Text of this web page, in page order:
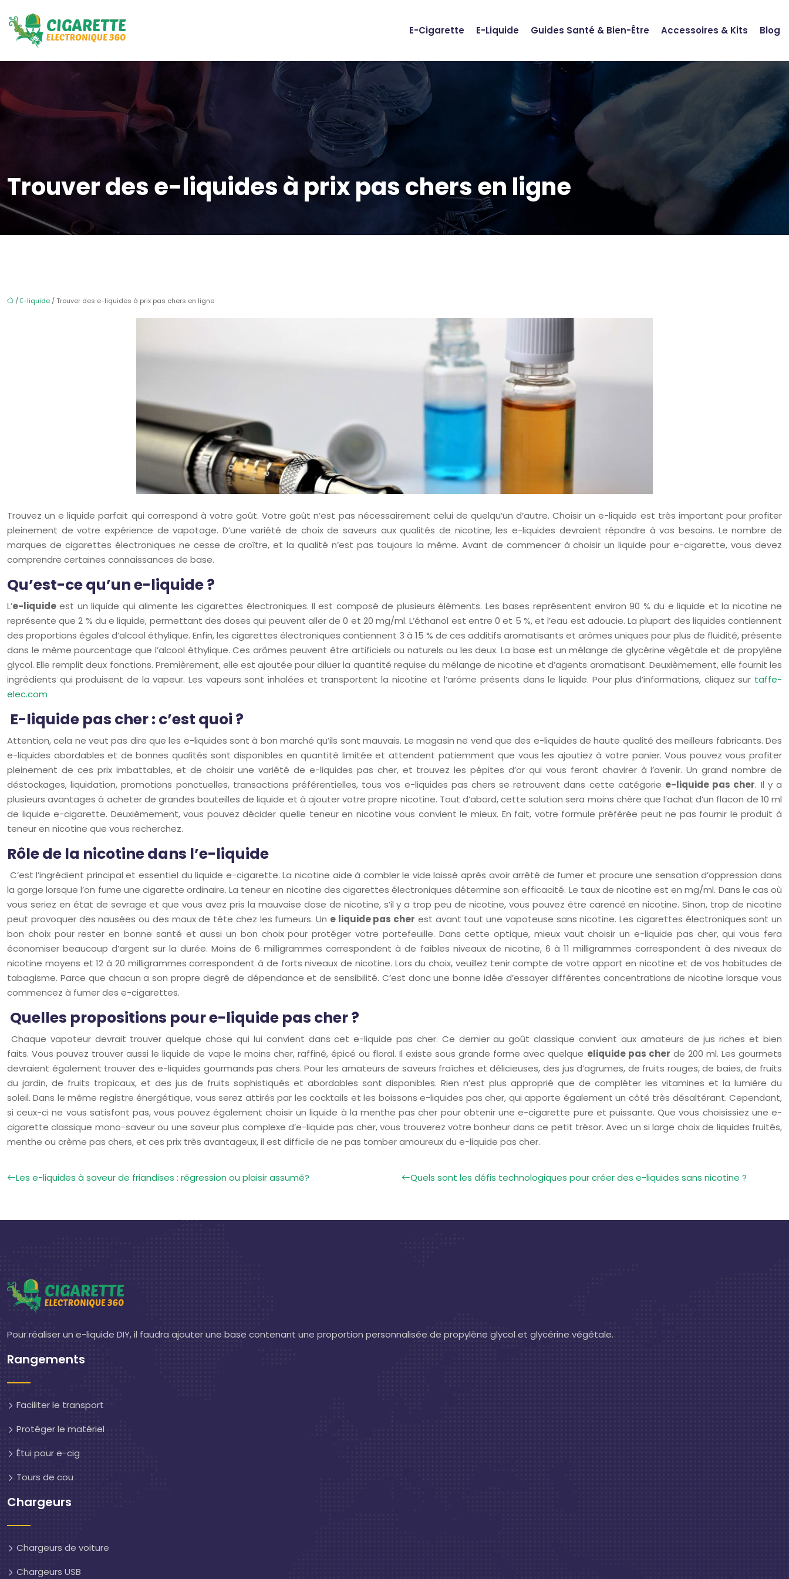
E-Cigarette E-Liquide Guides Santé & Bien-Être Accessoires & Kits Blog
Trouver des e-liquides à prix pas chers en ligne
/ E-liquide / Trouver des e-liquides à prix pas chers en ligne
Trouvez un e liquide parfait qui correspond à votre goût. Votre goût n’est pas nécessairement celui de quelqu’un d’autre. Choisir un e-liquide est très important pour profiter
pleinement de votre expérience de vapotage. D’une variété de choix de saveurs aux qualités de nicotine, les e-liquides devraient répondre à vos besoins. Le nombre de
marques de cigarettes électroniques ne cesse de croître, et la qualité n’est pas toujours la même. Avant de commencer à choisir un liquide pour e-cigarette, vous devez
comprendre certaines connaissances de base.
Qu’est-ce qu’un e-liquide ?
L’e-liquide est un liquide qui alimente les cigarettes électroniques. Il est composé de plusieurs éléments. Les bases représentent environ 90 % du e liquide et la nicotine ne
représente que 2 % du e liquide, permettant des doses qui peuvent aller de 0 et 20 mg/ml. L’éthanol est entre 0 et 5 %, et l’eau est adoucie. La plupart des liquides contiennent
des proportions égales d’alcool éthylique. Enfin, les cigarettes électroniques contiennent 3 à 15 % de ces additifs aromatisants et arômes uniques pour plus de fluidité, présente
dans le même pourcentage que l’alcool éthylique. Ces arômes peuvent être artificiels ou naturels ou les deux. La base est un mélange de glycérine végétale et de propylène
glycol. Elle remplit deux fonctions. Premièrement, elle est ajoutée pour diluer la quantité requise du mélange de nicotine et d’agents aromatisant. Deuxièmement, elle fournit les
ingrédients qui produisent de la vapeur. Les vapeurs sont inhalées et transportent la nicotine et l’arôme présents dans le liquide. Pour plus d’informations, cliquez sur taffe-
elec.com
E-liquide pas cher : c’est quoi ?
Attention, cela ne veut pas dire que les e-liquides sont à bon marché qu’ils sont mauvais. Le magasin ne vend que des e-liquides de haute qualité des meilleurs fabricants. Des
e-liquides abordables et de bonnes qualités sont disponibles en quantité limitée et attendent patiemment que vous les ajoutiez à votre panier. Vous pouvez vous profiter
pleinement de ces prix imbattables, et de choisir une variété de e-liquides pas cher, et trouvez les pépites d’or qui vous feront chavirer à l’avenir. Un grand nombre de
déstockages, liquidation, promotions ponctuelles, transactions préférentielles, tous vos e-liquides pas chers se retrouvent dans cette catégorie e-liquide pas cher. Il y a
plusieurs avantages à acheter de grandes bouteilles de liquide et à ajouter votre propre nicotine. Tout d’abord, cette solution sera moins chère que l’achat d’un flacon de 10 ml
de liquide e-cigarette. Deuxièmement, vous pouvez décider quelle teneur en nicotine vous convient le mieux. En fait, votre formule préférée peut ne pas fournir le produit à
teneur en nicotine que vous recherchez.
Rôle de la nicotine dans l’e-liquide
C’est l’ingrédient principal et essentiel du liquide e-cigarette. La nicotine aide à combler le vide laissé après avoir arrêté de fumer et procure une sensation d’oppression dans
la gorge lorsque l’on fume une cigarette ordinaire. La teneur en nicotine des cigarettes électroniques détermine son efficacité. Le taux de nicotine est en mg/ml. Dans le cas où
vous seriez en état de sevrage et que vous avez pris la mauvaise dose de nicotine, s’il y a trop peu de nicotine, vous pouvez être carencé en nicotine. Sinon, trop de nicotine
peut provoquer des nausées ou des maux de tête chez les fumeurs. Un e liquide pas cher est avant tout une vapoteuse sans nicotine. Les cigarettes électroniques sont un
bon choix pour rester en bonne santé et aussi un bon choix pour protéger votre portefeuille. Dans cette optique, mieux vaut choisir un e-liquide pas cher, qui vous fera
économiser beaucoup d’argent sur la durée. Moins de 6 milligrammes correspondent à de faibles niveaux de nicotine, 6 à 11 milligrammes correspondent à des niveaux de
nicotine moyens et 12 à 20 milligrammes correspondent à de forts niveaux de nicotine. Lors du choix, veuillez tenir compte de votre apport en nicotine et de vos habitudes de
tabagisme. Parce que chacun a son propre degré de dépendance et de sensibilité. C’est donc une bonne idée d’essayer différentes concentrations de nicotine lorsque vous
commencez à fumer des e-cigarettes.
Quelles propositions pour e-liquide pas cher ?
Chaque vapoteur devrait trouver quelque chose qui lui convient dans cet e-liquide pas cher. Ce dernier au goût classique convient aux amateurs de jus riches et bien
faits. Vous pouvez trouver aussi le liquide de vape le moins cher, raffiné, épicé ou floral. Il existe sous grande forme avec quelque eliquide pas cher de 200 ml. Les gourmets
devraient également trouver des e-liquides gourmands pas chers. Pour les amateurs de saveurs fraîches et délicieuses, des jus d’agrumes, de fruits rouges, de baies, de fruits
du jardin, de fruits tropicaux, et des jus de fruits sophistiqués et abordables sont disponibles. Rien n’est plus approprié que de compléter les vitamines et la lumière du
soleil. Dans le même registre énergétique, vous serez attirés par les cocktails et les boissons e-liquides pas cher, qui apporte également un côté très désaltérant. Cependant,
si ceux-ci ne vous satisfont pas, vous pouvez également choisir un liquide à la menthe pas cher pour obtenir une e-cigarette pure et puissante. Que vous choisissiez une e-
cigarette classique mono-saveur ou une saveur plus complexe d’e-liquide pas cher, vous trouverez votre bonheur dans ce petit trésor. Avec un si large choix de liquides fruités,
menthe ou crème pas chers, et ces prix très avantageux, il est difficile de ne pas tomber amoureux du e-liquide pas cher.
Les e-liquides à saveur de friandises : régression ou plaisir assumé? Quels sont les défis technologiques pour créer des e-liquides sans nicotine ?
Pour réaliser un e-liquide DIY, il faudra ajouter une base contenant une proportion personnalisée de propylène glycol et glycérine végétale.
Rangements
Faciliter le transport
Protéger le matériel
Étui pour e-cig
Tours de cou
Chargeurs
Chargeurs de voiture
Chargeurs USB